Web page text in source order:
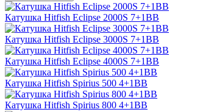
Катушка Hitfish Eclipse 2000S 7+1BB
Катушка Hitfish Eclipse 3000S 7+1BB
Катушка Hitfish Eclipse 4000S 7+1BB
Катушка Hitfish Spirius 500 4+1BB
Катушка Hitfish Spirius 800 4+1BB